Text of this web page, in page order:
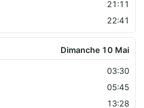
21:11
22:41
Dimanche 10 Mai
03:30
05:45
13:28